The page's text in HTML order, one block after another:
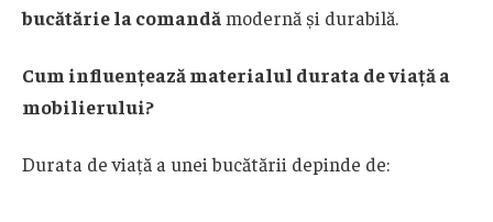
bucătărie la comandămodernă și durabilă.
Cum influențează materialul durata de viață a
mobilierului?
Durata de viață a unei bucătării depinde de: